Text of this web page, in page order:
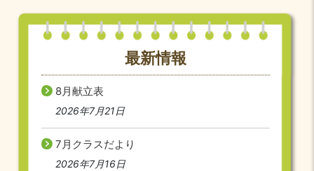
最新情報
8月献立表
2026年7月21日
7月クラスだより
2026年7月16日